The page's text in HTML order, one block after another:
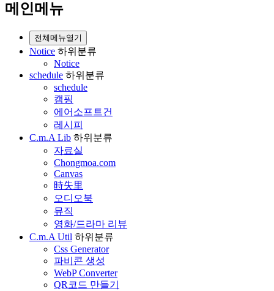
메인메뉴
전체메뉴열기
Notice 하위분류
Notice
schedule 하위분류
schedule
캠핑
에어소프트건
레시피
C.m.A Lib 하위분류
자료실
Chongmoa.com
Canvas
時失里
오디오북
뮤직
영화/드라마 리뷰
C.m.A Util 하위분류
Css Generator
파비콘 생성
WebP Converter
QR코드 만들기